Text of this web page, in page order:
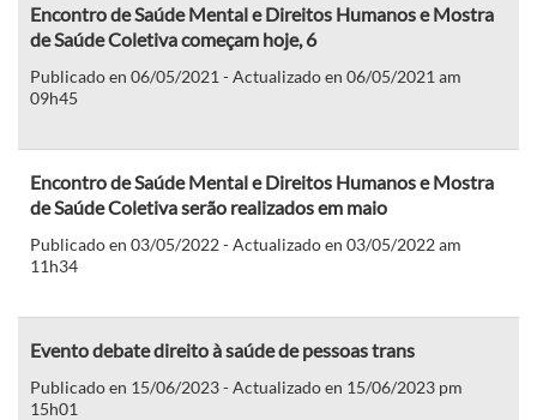
Encontro de Saúde Mental e Direitos Humanos e Mostra
de Saúde Coletiva começam hoje, 6
Publicado en 06/05/2021 - Actualizado en 06/05/2021 am
09h45
Encontro de Saúde Mental e Direitos Humanos e Mostra
de Saúde Coletiva serão realizados em maio
Publicado en 03/05/2022 - Actualizado en 03/05/2022 am
11h34
Evento debate direito à saúde de pessoas trans
Publicado en 15/06/2023 - Actualizado en 15/06/2023 pm
15h01